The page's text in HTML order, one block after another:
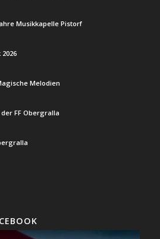
Musikkapelle Pistorf
Melodien
FF Obergralla